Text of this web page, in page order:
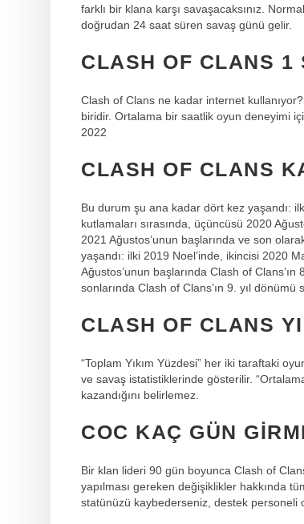
farklı bir klana karşı savaşacaksınız.
doğrudan 24 saat süren savaş günü gelir.
CLASH OF CLANS 1
Clash of Clans ne kadar internet
biridir. Ortalama bir saatlik oyun deneyimi
2022
CLASH OF CLANS
Bu durum şu ana kadar dört kez yaşandı:
kutlamaları sırasında, üçüncüsü 2020
2021 Ağustos’unun başlarında ve son
yaşandı: ilki 2019 Noel’inde, ikincisi 2020
Ağustos’unun başlarında Clash of
sonlarında Clash of Clans’ın 9. yıl dönümü
CLASH OF CLANS
“Toplam Yıkım Yüzdesi” her iki taraftaki
ve savaş istatistiklerinde gösterilir. “Ortalama
kazandığını belirlemez.
COC KAÇ GÜN
Bir klan lideri 90 gün boyunca Clash of
yapılması gereken değişiklikler hakkında
statünüzü kaybederseniz, destek personeli